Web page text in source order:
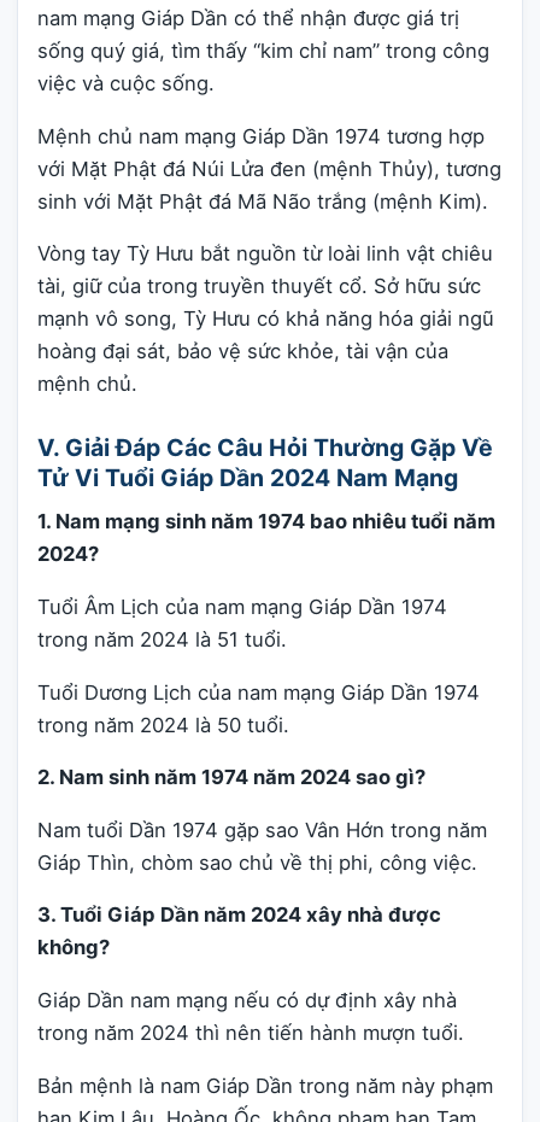
nam mạng Giáp Dần có thể nhận được giá trị
sống quý giá, tìm thấy “kim chỉ nam” trong công
việc và cuộc sống.
Mệnh chủ nam mạng Giáp Dần 1974 tương hợp
với Mặt Phật đá Núi Lửa đen (mệnh Thủy), tương
sinh với Mặt Phật đá Mã Não trắng (mệnh Kim).
Vòng tay Tỳ Hưu bắt nguồn từ loài linh vật chiêu
tài, giữ của trong truyền thuyết cổ. Sở hữu sức
mạnh vô song, Tỳ Hưu có khả năng hóa giải ngũ
hoàng đại sát, bảo vệ sức khỏe, tài vận của
mệnh chủ.
V. Giải Đáp Các Câu Hỏi Thường Gặp Về
Tử Vi Tuổi Giáp Dần 2024 Nam Mạng
1. Nam mạng sinh năm 1974 bao nhiêu tuổi năm
2024?
Tuổi Âm Lịch của nam mạng Giáp Dần 1974
trong năm 2024 là 51 tuổi.
Tuổi Dương Lịch của nam mạng Giáp Dần 1974
trong năm 2024 là 50 tuổi.
2. Nam sinh năm 1974 năm 2024 sao gì?
Nam tuổi Dần 1974 gặp sao Vân Hớn trong năm
Giáp Thìn, chòm sao chủ về thị phi, công việc.
3. Tuổi Giáp Dần năm 2024 xây nhà được
không?
Giáp Dần nam mạng nếu có dự định xây nhà
trong năm 2024 thì nên tiến hành mượn tuổi.
Bản mệnh là nam Giáp Dần trong năm này phạm